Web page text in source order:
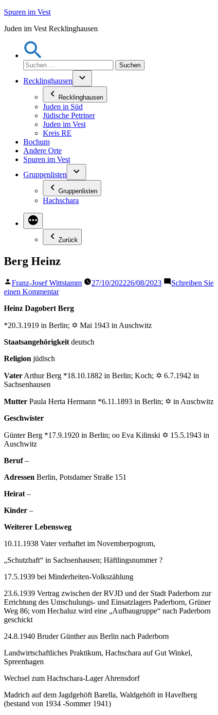
Zum
springen
Spuren im Vest
Juden im Vest Recklinghausen
Suchen
nach:
Recklinghausen
Recklinghausen
Juden in Süd
Jüdische Petriner
Juden im Vest
Kreis RE
Bochum
Andere Orte
Spuren im Vest
Gruppenlisten
Gruppenlisten
Hachschara
Zurück
Berg Heinz
Veröffentlicht
von
Franz-Josef Wittstamm 27/10/202226/08/2023
Schreiben Sie
einen Kommentarzu
Heinz
Heinz Dagobert Berg
*20.3.1919 in Berlin; ✡ Mai 1943 in Auschwitz
Staatsangehörigkeit deutsch
Religion jüdisch
Vater Arthur Berg *18.10.1882 in Berlin; Koch; ✡ 6.7.1942 in
Sachsenhausen
Mutter Paula Herta Hermann *6.11.1893 in Berlin; ✡ in Auschwitz
Geschwister
Günter Berg *17.9.1920 in Berlin; oo Eva Kilinski ✡ 15.5.1943 in
Auschwitz
Beruf–
Adressen Berlin, Potsdamer Straße 151
Heirat –
Kinder –
Weiterer Lebensweg
10.11.1938 Vater verhaftet im Novemberpogrom,
„Schutzhaft“ in Sachsenhausen; Häftlingsnummer ?
17.5.1939 bei Minderheiten-Volkszählung
23.6.1939 Vertrag zwischen der RVJD und der Stadt Paderborn zur
Errichtung des Umschulungs- und Einsatzlagers Paderborn, Grüner
Weg 86; vom Hechaluz wird eine „Aufbaugruppe“ nach Paderborn
geschickt
24.8.1940 Bruder Günther aus Berlin nach Paderborn
Landwirtschaftliches Praktikum, Hachschara auf Gut Winkel,
Spreenhagen
Wechsel zum Hachschara-Lager Ahrensdorf
Madrich auf dem Jagdgehöft Barella, Waldgehöft in Havelberg
(bestand von 1934 -Sommer 1941)